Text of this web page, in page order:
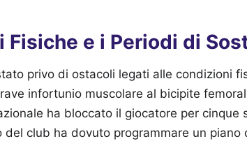
Fisiche e i Periodi di
privo di ostacoli legati alle condizioni
infortunio muscolare al bicipite
ha bloccato il giocatore per cinque
club ha dovuto programmare un piano